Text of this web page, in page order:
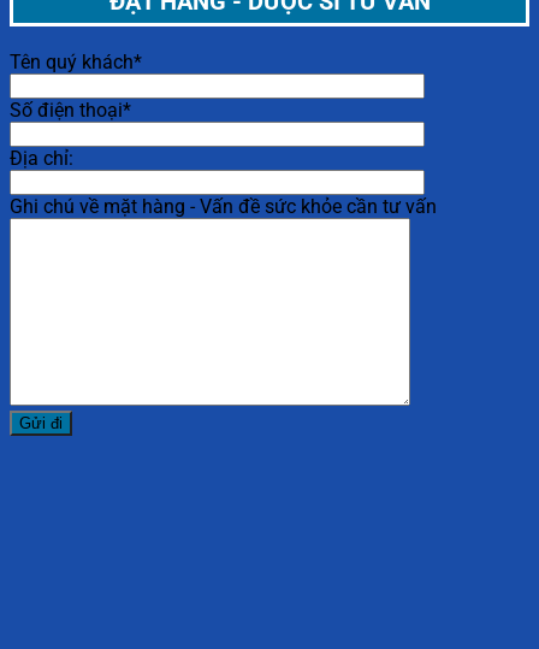
Tên quý khách*
Số điện thoại*
Địa chỉ:
Ghi chú về mặt hàng - Vấn đề sức khỏe cần tư vấn